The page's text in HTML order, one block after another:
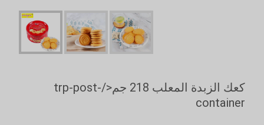
كعك الزبدة المعلب 218 جم</trp-post-
container